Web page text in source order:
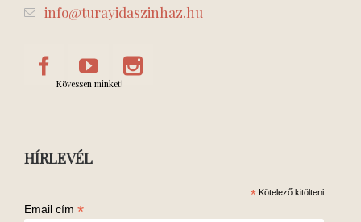
info@turayidaszinhaz.hu
Kövessen minket!
HÍRLEVÉL
* Kötelező kitölteni
Email cím *